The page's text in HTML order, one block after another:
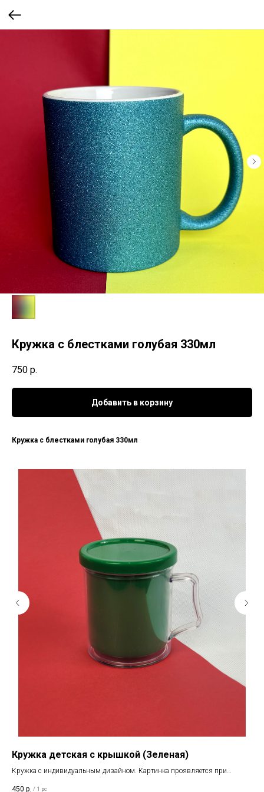
Кружка с блестками голубая 330мл
750 р.
Добавить в корзину
Кружка с блестками голубая 330мл
Кружка детская с крышкой (Зеленая)
Кружка с индивидуальным дизайном. Картинка проявляется при
450 р. / 1 pc